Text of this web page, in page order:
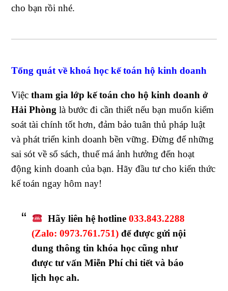
cho bạn rồi nhé.
Tổng quát về khoá học kế toán hộ kinh doanh
Việctham gia lớp kế toán cho hộ kinh doanh ở
Hải Phòng là bước đi cần thiết nếu bạn muốn kiểm
soát tài chính tốt hơn, đảm bảo tuân thủ pháp luật
và phát triển kinh doanh bền vững. Đừng để những
sai sót về sổ sách, thuế má ảnh hưởng đến hoạt
động kinh doanh của bạn. Hãy đầu tư cho kiến thức
kế toán ngay hôm nay!
Hãy liên hệ hotline 033.843.2288
(Zalo: 0973.761.751) để được gửi nội
dung thông tin khóa học cũng như
được tư vấn Miễn Phí chi tiết và báo
lịch học ah.